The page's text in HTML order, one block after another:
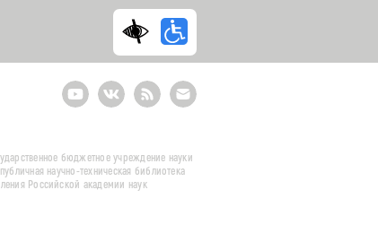
YoutubeВКонтактеRSS
E-
mail
подписка
бюджетное учреждение науки
научно-техническая библиотека
Российской академии наук